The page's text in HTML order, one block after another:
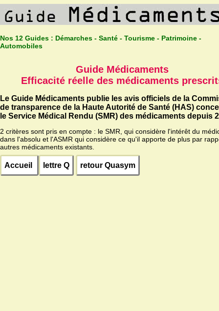
Nos 12 Guides : Démarches - Santé - Tourisme - Patrimoine -
Automobiles
Guide Médicaments
Efficacité réelle des médicaments
Le Guide Médicaments publie les avis officiels de la
de transparence de la Haute Autorité de Santé (HAS)
le Service Médical Rendu (SMR) des médicaments depuis
2 critères sont pris en compte : le SMR, qui considère l'intérêt du
dans l'absolu et l'ASMR qui considère ce qu'il apporte de plus par
autres médicaments existants.
Accueil lettre Q retour Quasym